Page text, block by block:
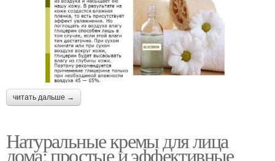
читать дальше →
Натуральные кремы для лица
дома: простые и эффективные